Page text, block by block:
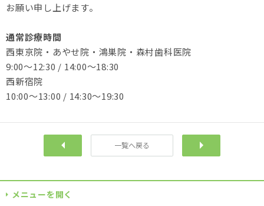
お願い申し上げます。
通常診療時間
西東京院・あやせ院・鴻巣院・森村歯科医院
9:00～12:30 / 14:00～18:30
西新宿院
10:00～13:00 / 14:30～19:30
前へ
一覧へ戻る
メニューを開く